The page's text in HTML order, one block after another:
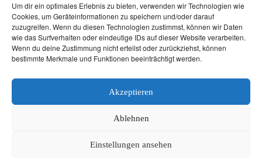
Um dir ein optimales Erlebnis zu bieten, verwenden wir Technologien wie
Cookies, um Geräteinformationen zu speichern und/oder darauf
zuzugreifen. Wenn du diesen Technologien zustimmst, können wir Daten
wie das Surfverhalten oder eindeutige IDs auf dieser Website verarbeiten.
Wenn du deine Zustimmung nicht erteilst oder zurückziehst, können
bestimmte Merkmale und Funktionen beeinträchtigt werden.
Akzeptieren
Ablehnen
Einstellungen ansehen
Sitemap
Versand
Widerrufsbelehrung